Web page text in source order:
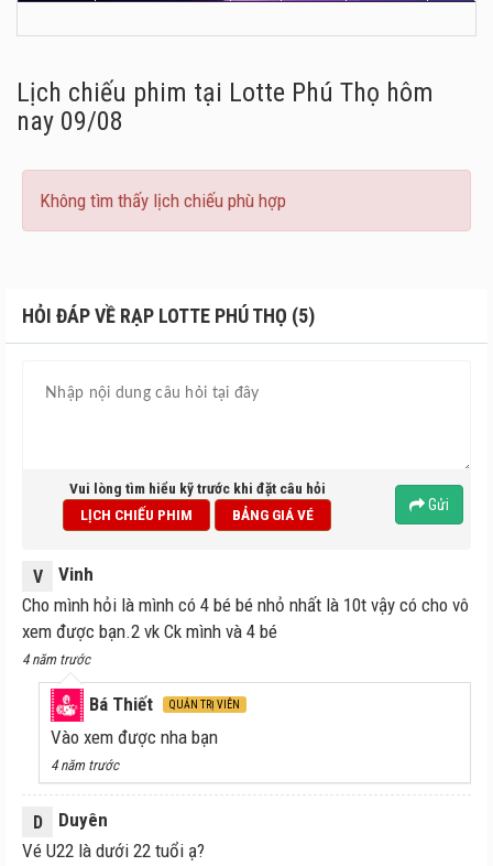
Lịch chiếu phim tại Lotte Phú Thọ hôm
nay 09/08
Không tìm thấy lịch chiếu phù hợp
HỎI ĐÁP VỀ RẠP LOTTE PHÚ THỌ (5)
Vui lòng tìm hiểu kỹ trước khi đặt câu hỏi
LỊCH CHIẾU PHIM
BẢNG GIÁ VÉ
Gửi
V
Vinh
Cho mình hỏi là mình có 4 bé bé nhỏ nhất là 10t vậy có cho vô
xem được bạn.2 vk Ck mình và 4 bé
4 năm trước
Bá Thiết QUẢN TRỊ VIÊN
Vào xem được nha bạn
4 năm trước
D
Duyên
Vé U22 là dưới 22 tuổi ạ?